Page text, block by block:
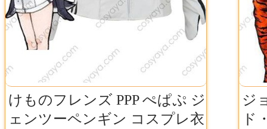
けものフレンズ PPP ぺぱぷ ジ
ェンツーペンギン コスプレ衣
ジ
ド